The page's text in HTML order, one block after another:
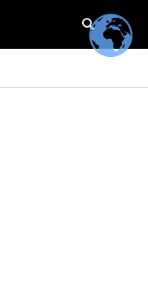
検索